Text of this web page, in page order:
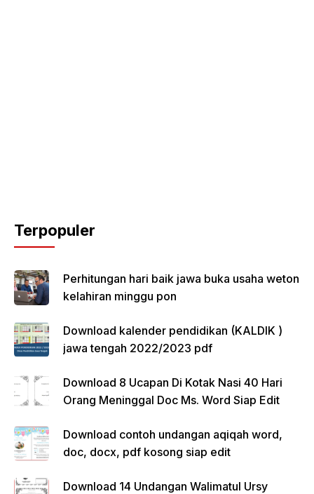
Terpopuler
Perhitungan hari baik jawa buka usaha weton
kelahiran minggu pon
Download kalender pendidikan (KALDIK )
jawa tengah 2022/2023 pdf
Download 8 Ucapan Di Kotak Nasi 40 Hari
Orang Meninggal Doc Ms. Word Siap Edit
Download contoh undangan aqiqah word,
doc, docx, pdf kosong siap edit
Download 14 Undangan Walimatul Ursy